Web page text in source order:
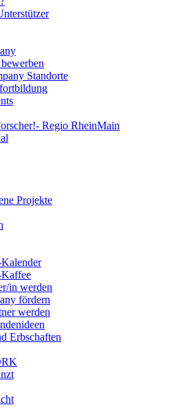
Standorte
Regio RheinMain
Projekte
Kaffee
in werden
fördern
werden
Erbschaften